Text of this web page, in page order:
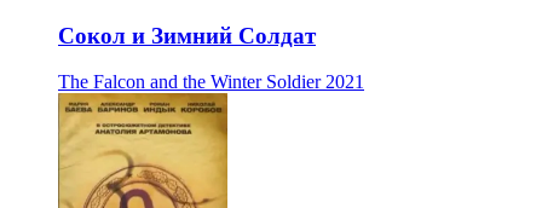
Сокол и Зимний Солдат
The Falcon and the Winter Soldier 2021